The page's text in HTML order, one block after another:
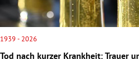
1939 - 2026
Tod nach kurzer Krankheit: Trauer